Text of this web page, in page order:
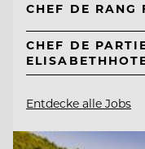
CHEF DE RANG
CHEF DE PARTIE - SAUCIER
Entdecke alle Jobs